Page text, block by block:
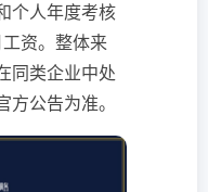
个人年度考核
资。整体来
同类企业中处
公告为准。